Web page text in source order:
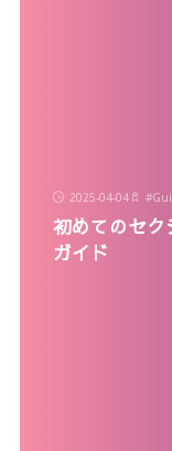
2025-04-04 #
初めてのセク
ガイド